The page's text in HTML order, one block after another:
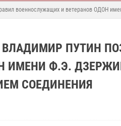
военнослужащих и ветеранов ОДОН
ПУТИН
ИМЕНИ Ф.Э.
СОЕДИНЕНИЯ